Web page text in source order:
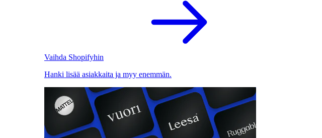
Vaihda Shopifyhin
Hanki lisää asiakkaita ja myy enemmän.